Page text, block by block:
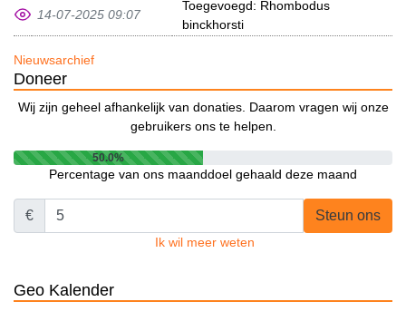
14-07-2025 09:07
Toegevoegd: Rhombodus
binckhorsti
Nieuwsarchief
Doneer
Wij zijn geheel afhankelijk van donaties. Daarom vragen wij onze
gebruikers ons te helpen.
50.0%
Percentage van ons maanddoel gehaald deze maand
€ Steun ons
Ik wil meer weten
Geo Kalender